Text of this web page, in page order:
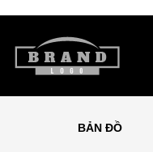
BẢN ĐỒ